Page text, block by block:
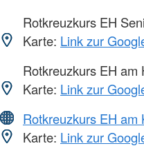
Rotkreuzkurs EH
Karte: Link zur
Rotkreuzkurs EH am
Karte: Link zur
Rotkreuzkurs EH am
Karte: Link zur